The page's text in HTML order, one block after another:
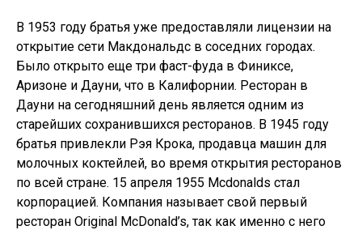
В 1953 году братья уже предоставляли лицензии на
открытие сети Макдональдс в соседних городах.
Было открыто еще три фаст-фуда в Финиксе,
Аризоне и Дауни, что в Калифорнии. Ресторан в
Дауни на сегодняшний день является одним из
старейших сохранившихся ресторанов. В 1945 году
братья привлекли Рэя Крока, продавца машин для
молочных коктейлей, во время открытия ресторанов
по всей стране. 15 апреля 1955 Mcdonalds стал
корпорацией. Компания называет свой первый
ресторан Original McDonald’s, так как именно с него